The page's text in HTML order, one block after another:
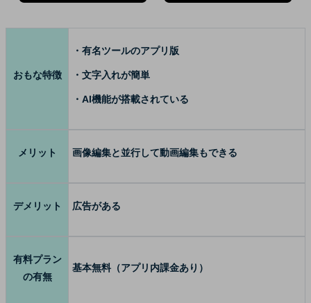
おもな特徴
・有名ツールのアプリ版
・文字入れが簡単
・AI機能が搭載されている
メリット 画像編集と並行して動画編集もできる
デメリット 広告がある
有料プラン
の有無
基本無料（アプリ内課金あり）